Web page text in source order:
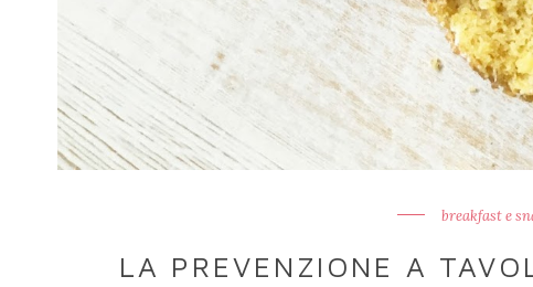
breakfast e
LA PREVENZIONE A